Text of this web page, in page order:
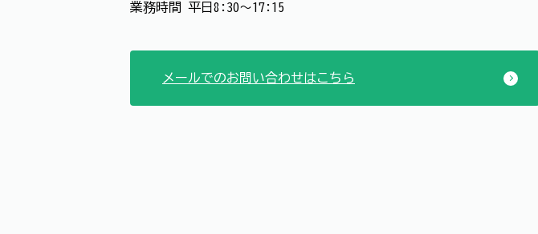
業務時間 平日8:30～17:15
メールでのお問い合わせはこちら